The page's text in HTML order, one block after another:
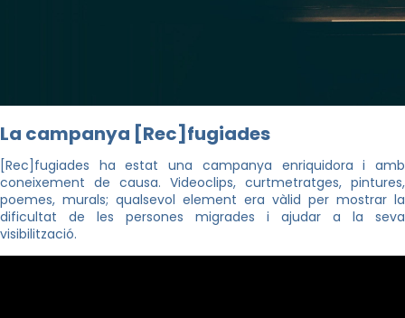
La campanya [Rec]fugiades
[Rec]fugiades ha estat una campanya enriquidora i amb
coneixement de causa. Videoclips, curtmetratges, pintures,
poemes, murals; qualsevol element era vàlid per mostrar la
dificultat de les persones migrades i ajudar a la seva
visibilització.